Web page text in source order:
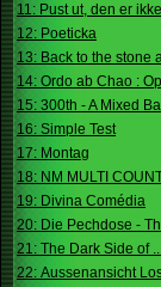
11: Pust ut, den er
12: Poeticka
13: Back to the stone
14: Ordo ab Chao :
15: 300th - A Mixed
16: Simple Test
17: Montag
18: NM MULTI
19: Divina Comédia
20: Die Pechdose -
21: The Dark Side of
22: Aussenansicht